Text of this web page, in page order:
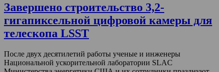
Завершено строительство 3,2-
гигапиксельной цифровой камеры для
телескопа LSST
После двух десятилетий работы ученые и инженеры
Национальной ускорительной лаборатории SLAC